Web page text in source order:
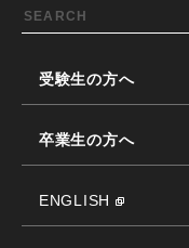
受験生の方へ
卒業生の方へ
ENGLISH